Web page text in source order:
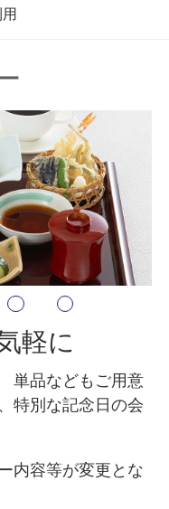
軽に
単品などもご用意
特別な記念日の会
内容等が変更とな
イバシーポリシー
婚披露宴規約
マップ